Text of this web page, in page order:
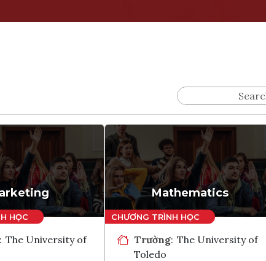
: The University of
Mathematics
Trường: The University of
Toledo